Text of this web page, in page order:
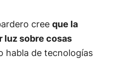
cree que la
luz sobre cosas
habla de tecnologías